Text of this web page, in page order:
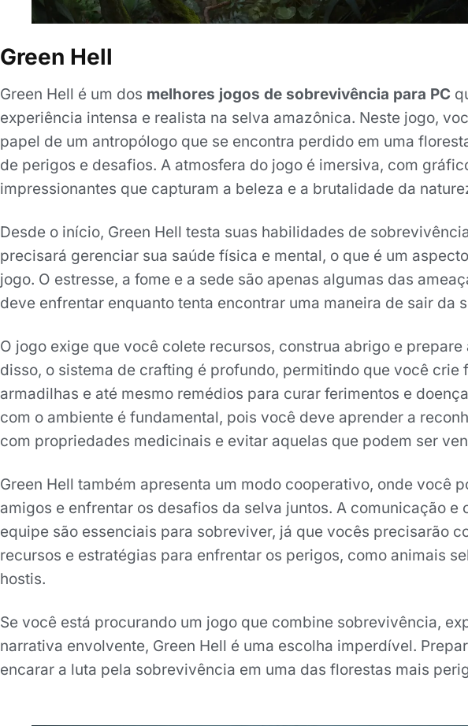
Green Hell
Green Hell é um dos melhores jogos de sobrevivência para PC
experiência intensa e realista na selva amazônica. Neste jogo,
papel de um antropólogo que se encontra perdido em uma
de perigos e desafios. A atmosfera do jogo é imersiva, com
impressionantes que capturam a beleza e a brutalidade da
Desde o início, Green Hell testa suas habilidades de
precisará gerenciar sua saúde física e mental, o que é um
jogo. O estresse, a fome e a sede são apenas algumas das
deve enfrentar enquanto tenta encontrar uma maneira de sair da
O jogo exige que você colete recursos, construa abrigo e prepare
disso, o sistema de crafting é profundo, permitindo que você crie
armadilhas e até mesmo remédios para curar ferimentos e
com o ambiente é fundamental, pois você deve aprender a
com propriedades medicinais e evitar aquelas que podem ser
Green Hell também apresenta um modo cooperativo, onde você
amigos e enfrentar os desafios da selva juntos. A comunicação e
equipe são essenciais para sobreviver, já que vocês precisarão
recursos e estratégias para enfrentar os perigos, como animais
hostis.
Se você está procurando um jogo que combine sobrevivência,
narrativa envolvente, Green Hell é uma escolha imperdível.
encarar a luta pela sobrevivência em uma das florestas mais